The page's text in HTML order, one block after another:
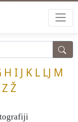
H I J K L LJ M
ZŽ